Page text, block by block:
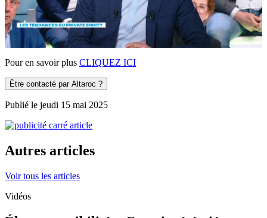
Pour en savoir plus CLIQUEZ ICI
Être contacté par Altaroc ?
Publié le jeudi 15 mai 2025
Autres articles
Voir tous les articles
Vidéos